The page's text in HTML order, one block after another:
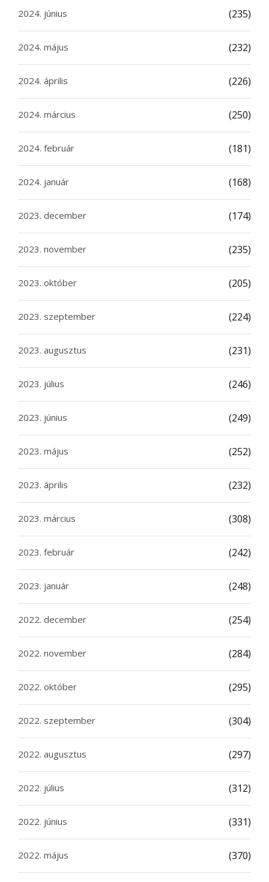
2024. június (235)
2024. május (232)
2024. április (226)
2024. március (250)
2024. február (181)
2024. január (168)
2023. december (174)
2023. november (235)
2023. október (205)
2023. szeptember (224)
2023. augusztus (231)
2023. július (246)
2023. június (249)
2023. május (252)
2023. április (232)
2023. március (308)
2023. február (242)
2023. január (248)
2022. december (254)
2022. november (284)
2022. október (295)
2022. szeptember (304)
2022. augusztus (297)
2022. július (312)
2022. június (331)
2022. május (370)